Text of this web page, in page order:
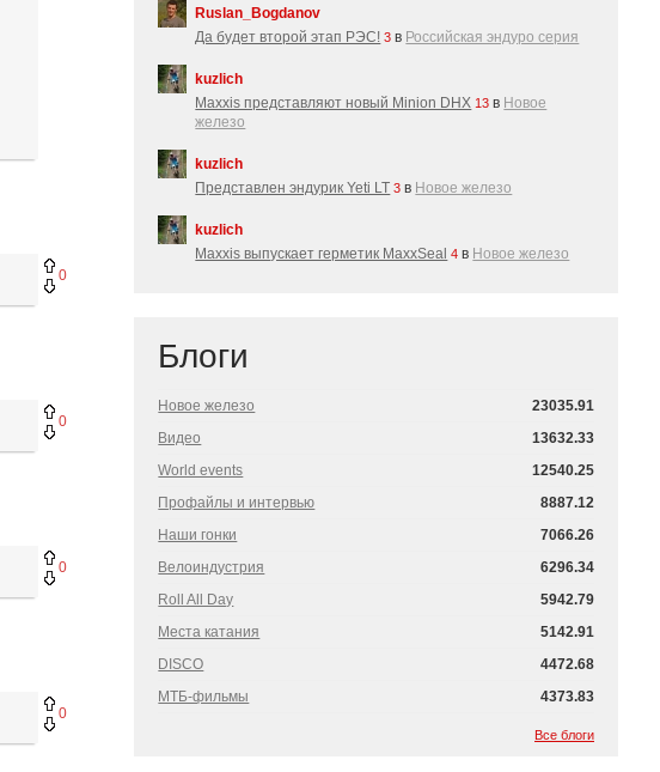
0
0
0
0
Ruslan_Bogdanov
Да будет второй этап РЭС! 3 в Российская эндуро серия
kuzlich
Maxxis представляют новый Minion DHX 13 в Новое
железо
kuzlich
Представлен эндурик Yeti LT 3 в Новое железо
kuzlich
Maxxis выпускает герметик MaxxSeal 4 в Новое железо
Блоги
Новое железо
23035.91
Видео
13632.33
World events
12540.25
Профайлы и интервью
8887.12
Наши гонки
7066.26
Велоиндустрия
6296.34
Roll All Day
5942.79
Места катания
5142.91
DISCO
4472.68
МТБ-фильмы
4373.83
Все блоги